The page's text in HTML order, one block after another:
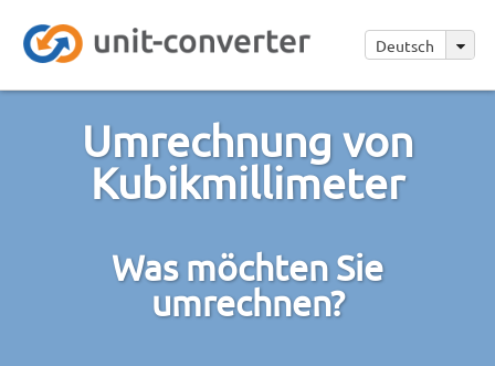
Deutsch
Umrechnung von
Kubikmillimeter
Was möchten Sie
umrechnen?